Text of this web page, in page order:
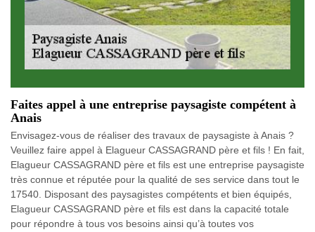
Faites appel à une entreprise paysagiste compétent à
Anais
Envisagez-vous de réaliser des travaux de paysagiste à Anais ?
Veuillez faire appel à Elagueur CASSAGRAND père et fils ! En fait,
Elagueur CASSAGRAND père et fils est une entreprise paysagiste
très connue et réputée pour la qualité de ses service dans tout le
17540. Disposant des paysagistes compétents et bien équipés,
Elagueur CASSAGRAND père et fils est dans la capacité totale
pour répondre à tous vos besoins ainsi qu’à toutes vos